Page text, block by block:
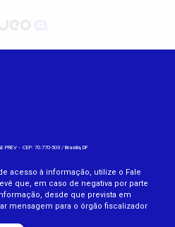
PREV - CEP: 70.770-503 / Brasília, DF
acesso à informação, utilize o Fale
que, em caso de negativa por parte
desde que prevista em
mensagem para o órgão fiscalizador